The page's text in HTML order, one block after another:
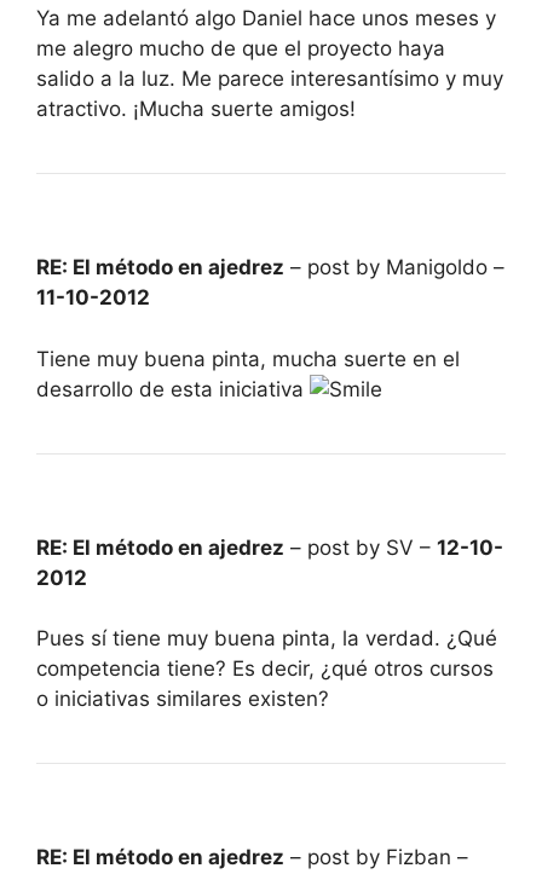
Ya me adelantó algo Daniel hace unos meses y
me alegro mucho de que el proyecto haya
salido a la luz. Me parece interesantísimo y muy
atractivo. ¡Mucha suerte amigos!
RE: El método en ajedrez – post by Manigoldo –
11-10-2012
Tiene muy buena pinta, mucha suerte en el
desarrollo de esta iniciativa
RE: El método en ajedrez – post by SV – 12-10-
2012
Pues sí tiene muy buena pinta, la verdad. ¿Qué
competencia tiene? Es decir, ¿qué otros cursos
o iniciativas similares existen?
RE: El método en ajedrez – post by Fizban –